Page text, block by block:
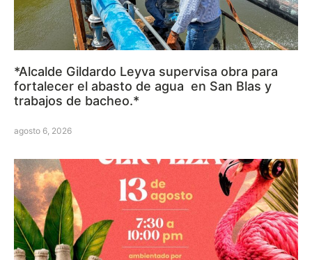
*Alcalde Gildardo Leyva supervisa obra para
fortalecer el abasto de agua en San Blas y
trabajos de bacheo.*
agosto 6, 2026